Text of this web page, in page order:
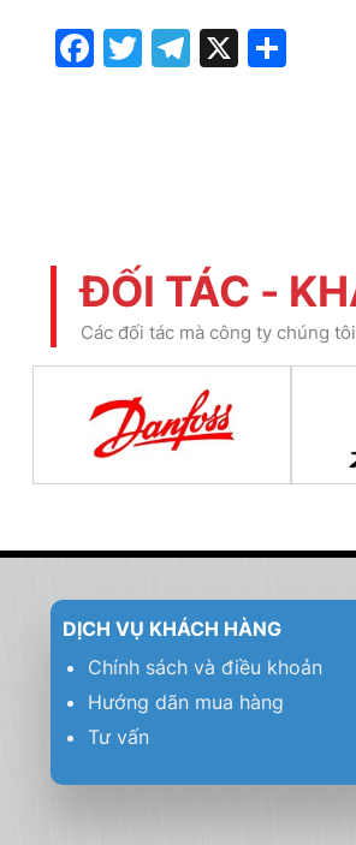
Facebook
Twitter
Telegram
X
ĐỐI TÁC -
Các đối tác mà công ty chúng
DỊCH VỤ KHÁCH HÀNG
Chính sách và điều khoản
Hướng dãn mua hàng
Tư vấn